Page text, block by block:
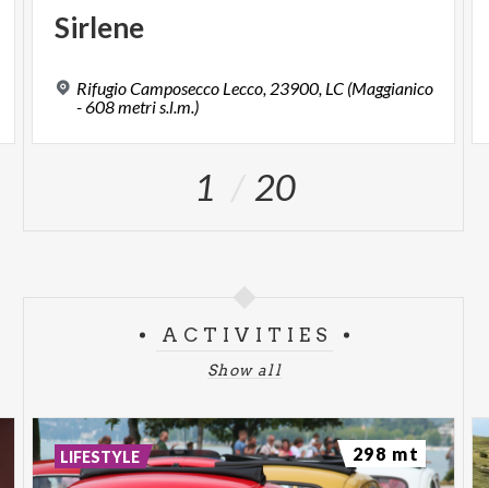
Sirlene
Rifugio Camposecco Lecco, 23900, LC (Maggianico
- 608 metri s.l.m.)
1 20
ACTIVITIES
Show all
LIFESTYLE 298 mt